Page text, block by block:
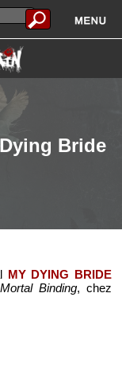
Bride
MY DYING BRIDE
Binding, chez